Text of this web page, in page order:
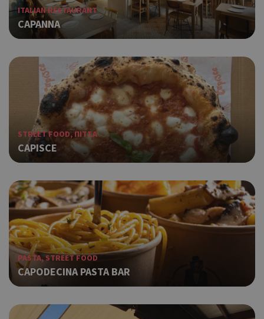
ITALIAN RESTAURANT
CAPANNA
STREET FOOD, ΠΙΤΣΑ
CAPISCE
PASTA, STREET FOOD
CAPODECINA PASTA BAR